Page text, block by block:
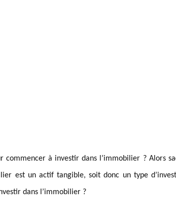
à investir dans l’immobilier ? Alors
est un actif tangible, soit donc un type
dans l’immobilier ?